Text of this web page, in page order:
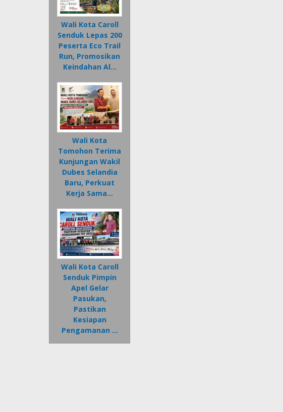
Wali Kota Caroll
Senduk Lepas 200
Peserta Eco Trail
Run, Promosikan
Keindahan Al…
Wali Kota
Tomohon Terima
Kunjungan Wakil
Dubes Selandia
Baru, Perkuat
Kerja Sama…
Wali Kota Caroll
Senduk Pimpin
Apel Gelar
Pasukan,
Pastikan
Kesiapan
Pengamanan …